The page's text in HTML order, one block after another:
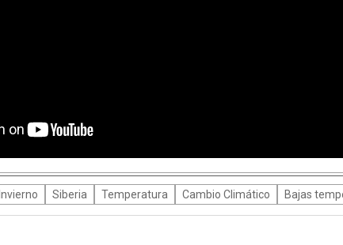
Invierno Siberia Temperatura Cambio Climático Bajas